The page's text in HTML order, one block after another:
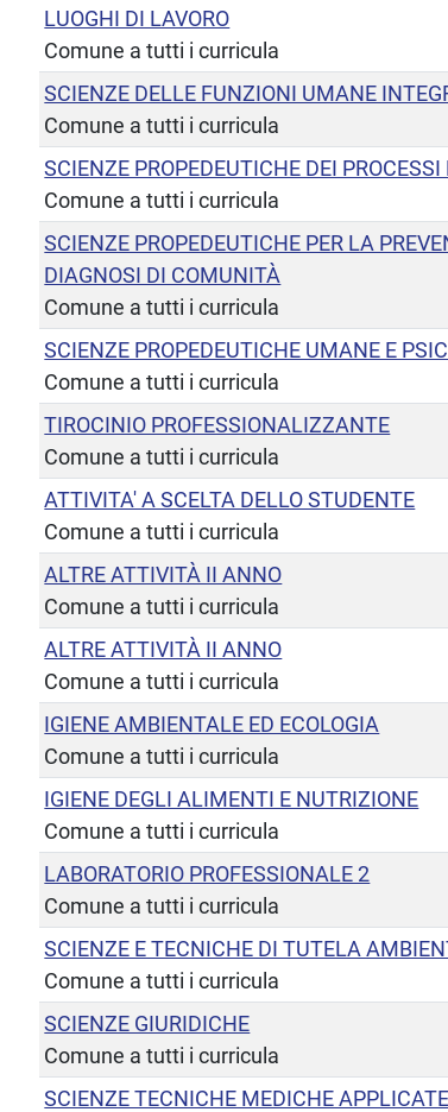
LUOGHI DI LAVORO
Comune a tutti i curricula
SCIENZE DELLE FUNZIONI UMANE
Comune a tutti i curricula
SCIENZE PROPEDEUTICHE DEI
Comune a tutti i curricula
SCIENZE PROPEDEUTICHE PER LA
DIAGNOSI DI COMUNITÀ
Comune a tutti i curricula
SCIENZE PROPEDEUTICHE UMANE E
Comune a tutti i curricula
TIROCINIO PROFESSIONALIZZANTE
Comune a tutti i curricula
ATTIVITA' A SCELTA DELLO STUDENTE
Comune a tutti i curricula
ALTRE ATTIVITÀ II ANNO
Comune a tutti i curricula
ALTRE ATTIVITÀ II ANNO
Comune a tutti i curricula
IGIENE AMBIENTALE ED ECOLOGIA
Comune a tutti i curricula
IGIENE DEGLI ALIMENTI E NUTRIZIONE
Comune a tutti i curricula
LABORATORIO PROFESSIONALE 2
Comune a tutti i curricula
SCIENZE E TECNICHE DI TUTELA
Comune a tutti i curricula
SCIENZE GIURIDICHE
Comune a tutti i curricula
SCIENZE TECNICHE MEDICHE APPLICATE